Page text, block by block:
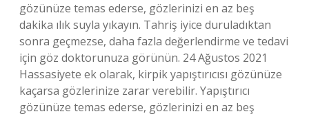
gözünüze temas ederse, gözlerinizi en az beş
dakika ılık suyla yıkayın. Tahriş iyice duruladıktan
sonra geçmezse, daha fazla değerlendirme ve tedavi
için göz doktorunuza görünün. 24 Ağustos 2021
Hassasiyete ek olarak, kirpik yapıştırıcısı gözünüze
kaçarsa gözlerinize zarar verebilir. Yapıştırıcı
gözünüze temas ederse, gözlerinizi en az beş